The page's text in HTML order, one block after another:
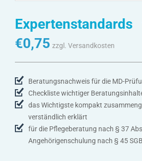
Expertenstandards
€0,75 zzgl. Versandkosten
Beratungsnachweis für die MD-
Checkliste wichtiger
das Wichtigste kompakt
verständlich erklärt
für die Pflegeberatung nach § 37
Angehörigenschulung nach § 45